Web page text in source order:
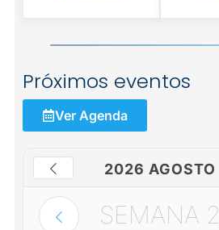
Próximos eventos
Ver Agenda
2026 AGOSTO
SEMANA 2